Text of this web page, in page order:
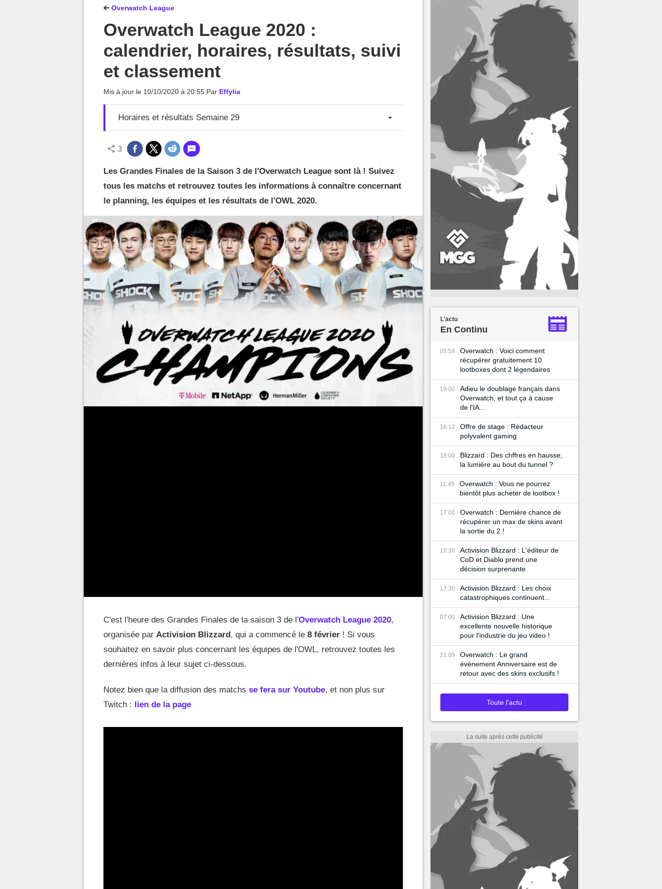
Overwatch League
Overwatch League 2020 :
calendrier, horaires, résultats, suivi
et classement
Mis à jour le 10/10/2020 à 20:55 Par Effylia
Horaires et résultats Semaine 29
3
Les Grandes Finales de la Saison 3 de l'Overwatch League sont là ! Suivez
tous les matchs et retrouvez toutes les informations à connaître concernant
le planning, les équipes et les résultats de l'OWL 2020.
C'est l'heure des Grandes Finales de la saison 3 de l'Overwatch League 2020,
organisée par Activision Blizzard , qui a commencé le 8 février ! Si vous
souhaitez en savoir plus concernant les équipes de l'OWL, retrouvez toutes les
dernières infos à leur sujet ci-dessous.
Notez bien que la diffusion des matchs se fera sur Youtube, et non plus sur
Twitch :
lien de la page
L'actu
En Continu
05:58
Overwatch : Voici comment
récupérer gratuitement 10
lootboxes dont 2 légendaires
19:00
Adieu le doublage français dans
Overwatch, et tout ça à cause
de l'IA...
16:12
Offre de stage : Rédacteur
polyvalent gaming
18:00
Blizzard : Des chffres en hausse,
la lumière au bout du tunnel ?
11:45
Overwatch : Vous ne pourrez
bientôt plus acheter de lootbox !
17:00
Overwatch : Dernière chance de
récupérer un max de skins avant
la sortie du 2 !
18:30
Activision Blizzard : L'éditeur de
CoD et Diablo prend une
décision surprenante
17:30
Activision Blizzard : Les choix
catastrophiques continuent...
07:00
Activision Blizzard : Une
excellente nouvelle historique
pour l'industrie du jeu video !
21:09
Overwatch : Le grand
événement Anniversaire est de
retour avec des skins exclusifs !
Toute l'actu